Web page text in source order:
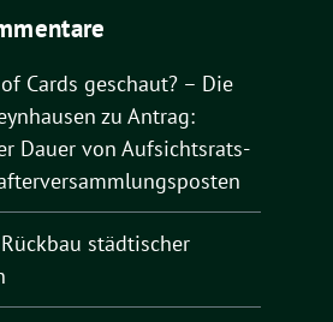
Cards geschaut? – Die
zu Antrag:
Dauer von Aufsichtsrats-
städtischer